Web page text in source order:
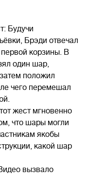
Будучи
Брэди отвечал
корзины. В
один шар,
положил
чего перемешал
жест мгновенно
что шары могли
якобы
какой шар
вызвало